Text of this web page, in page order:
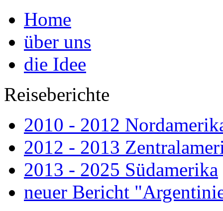
Home
über uns
die Idee
Reiseberichte
2010 - 2012
2012 - 2013
2013 - 2025 Südamerika
neuer Bericht